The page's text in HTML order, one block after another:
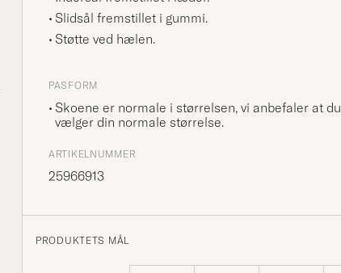
Slidsål fremstillet i gummi.
Støtte ved hælen.
PASFORM
Skoene er normale i størrelsen, vi anbefaler at du
vælger din normale størrelse.
ARTIKELNUMMER
25966913
PRODUKTETS MÅL